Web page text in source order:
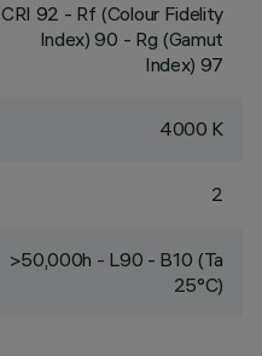
CRI 92 - Rf (Colour Fidelity
Index) 90 - Rg (Gamut
Index) 97
4000 K
2
>50,000h - L90 - B10 (Ta
25°C)